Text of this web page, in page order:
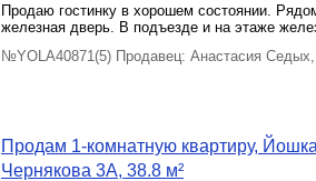
Продаю гостинку в хорошем состоянии.
железная дверь. В подъезде и на этаже
№YOLA40871(5) Продавец: Анастасия
Продам 1-комнатную квартиру,
Чернякова 3А, 38.8 м²